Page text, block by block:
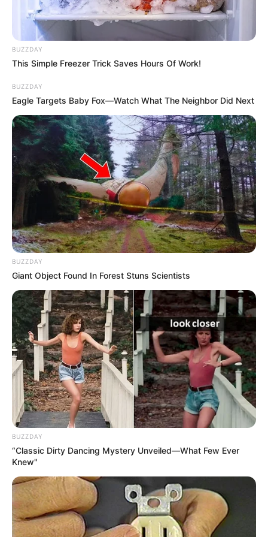
Τα πιο Έξυπνα Tips Διακόσμησης για να
Μεταμορφώσεις το Σπίτι σου
Ακολουθήστε το evianews.com στοGoogle
News
ΤΑ ΠΙΟ ΔΗΜΟΦΙΛΗ
BUZZDAY
This Simple Freezer Trick Saves Hours Of Work!
BUZZDAY
Eagle Targets Baby Fox—Watch What The Neighbor Did Next
BUZZDAY
Giant Object Found In Forest Stuns Scientists
BUZZDAY
“Classic Dirty Dancing Mystery Unveiled—What Few Ever
Knew"